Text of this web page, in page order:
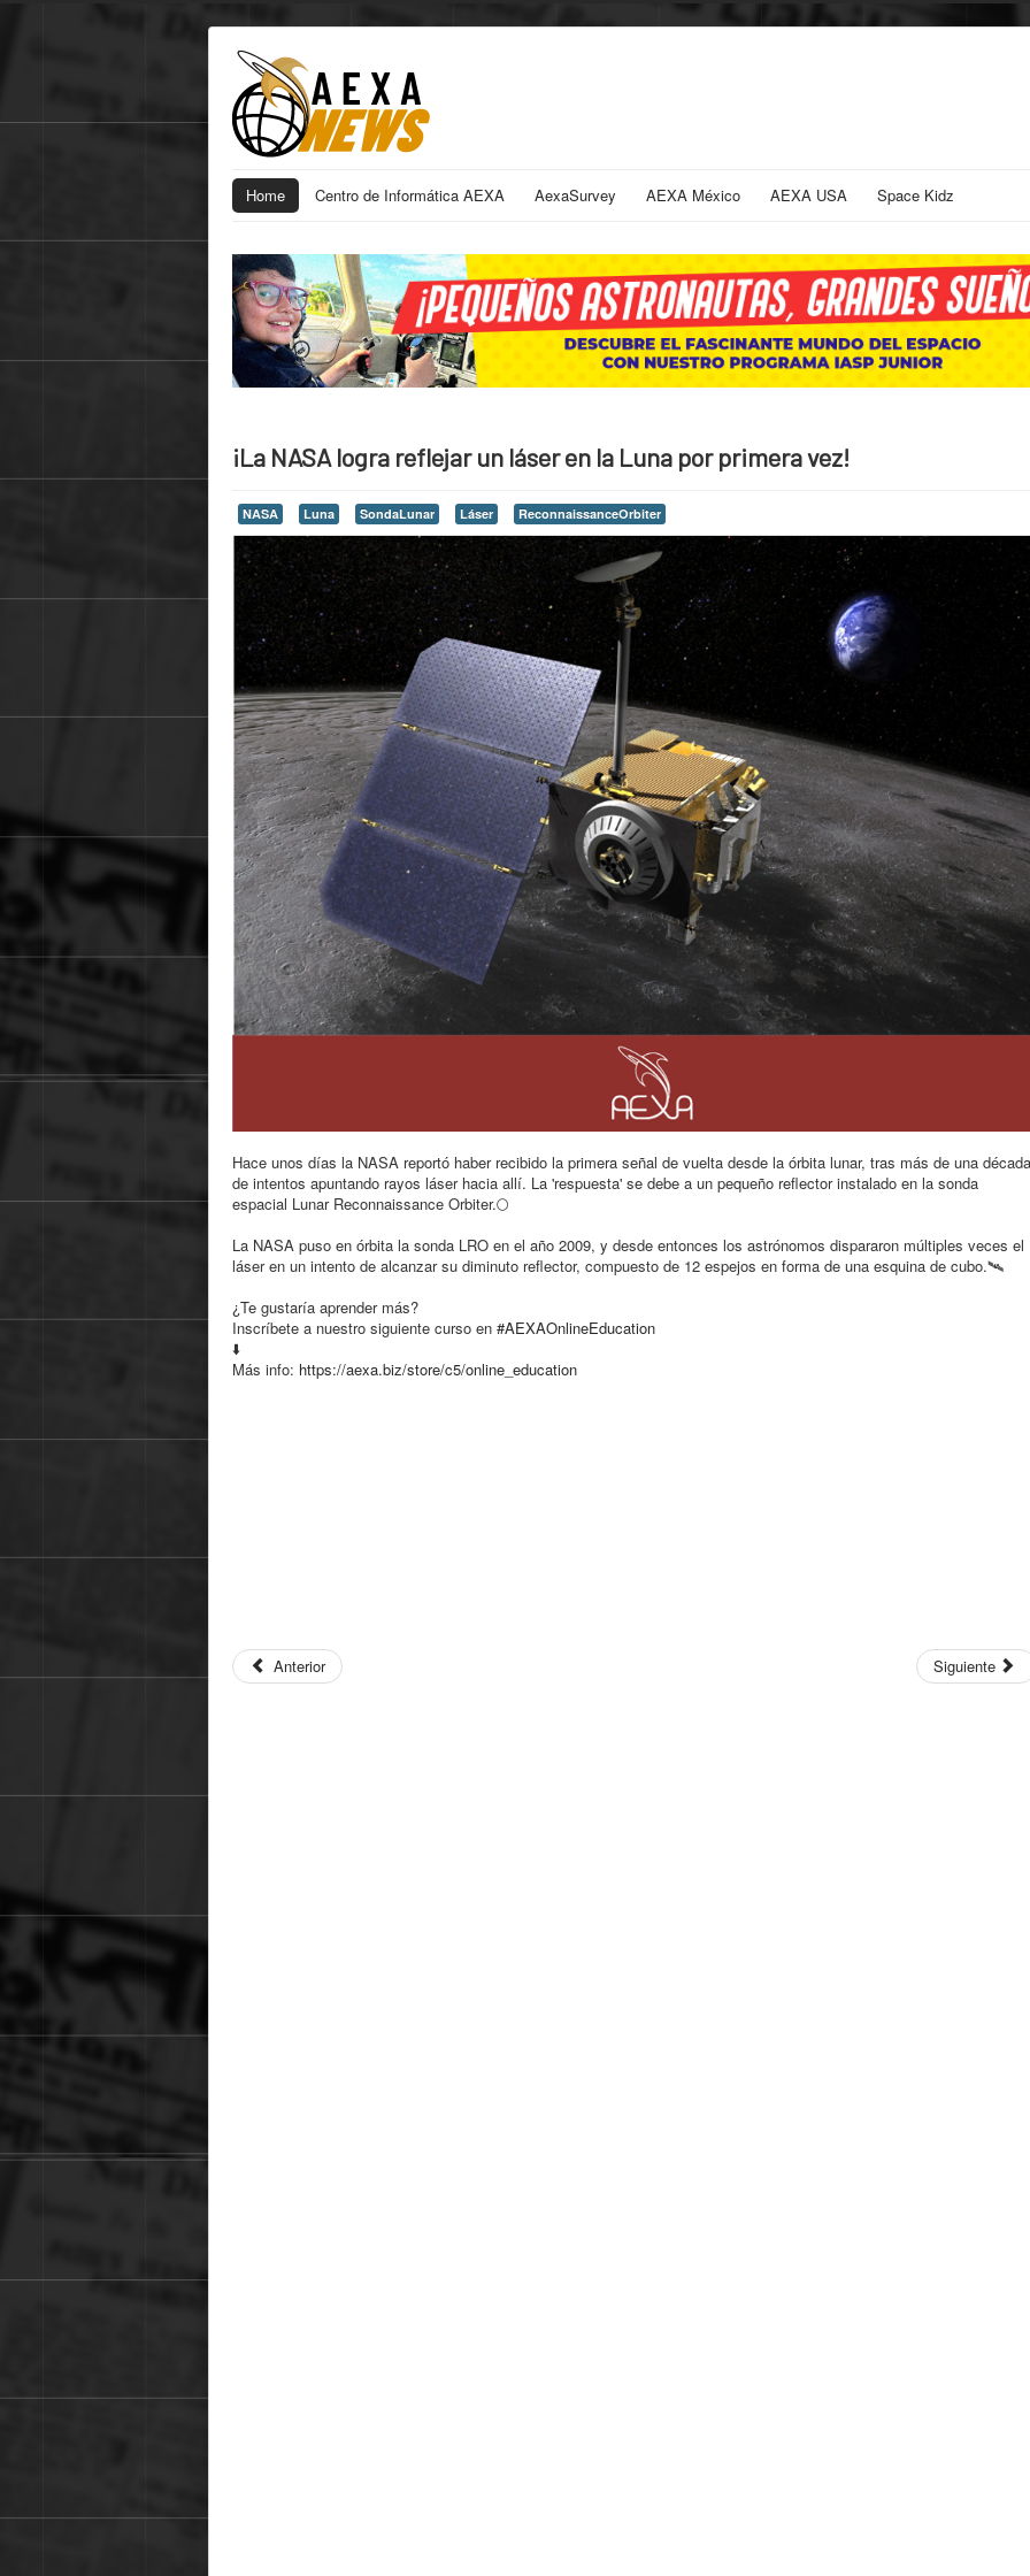
Home Centro de Informática AEXA AexaSurvey AEXA México AEXA USA Space Kidz
¡La NASA logra reflejar un láser en la Luna por primera vez!
NASA Luna SondaLunar Láser ReconnaissanceOrbiter
Hace unos días la NASA reportó haber recibido la primera señal de vuelta desde la órbita lunar, tras más de una década
de intentos apuntando rayos láser hacia allí. La 'respuesta' se debe a un pequeño reflector instalado en la sonda
espacial Lunar Reconnaissance Orbiter.🌕
La NASA puso en órbita la sonda LRO en el año 2009, y desde entonces los astrónomos dispararon múltiples veces el
láser en un intento de alcanzar su diminuto reflector, compuesto de 12 espejos en forma de una esquina de cubo.🛰️
¿Te gustaría aprender más?
Inscríbete a nuestro siguiente curso en #AEXAOnlineEducation
⬇️
Más info: https://aexa.biz/store/c5/online_education
Anterior Siguiente